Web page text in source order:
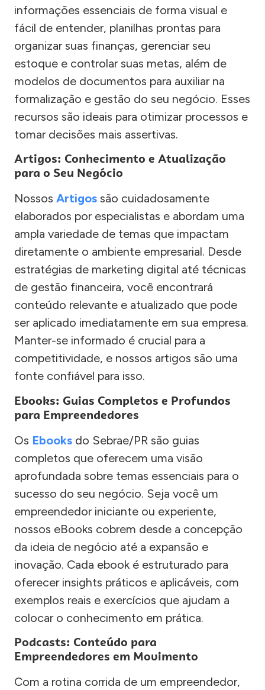
informações essenciais de forma visual e
fácil de entender, planilhas prontas para
organizar suas finanças, gerenciar seu
estoque e controlar suas metas, além de
modelos de documentos para auxiliar na
formalização e gestão do seu negócio. Esses
recursos são ideais para otimizar processos e
tomar decisões mais assertivas.
Artigos: Conhecimento e Atualização
para o Seu Negócio
Nossos Artigos são cuidadosamente
elaborados por especialistas e abordam uma
ampla variedade de temas que impactam
diretamente o ambiente empresarial. Desde
estratégias de marketing digital até técnicas
de gestão financeira, você encontrará
conteúdo relevante e atualizado que pode
ser aplicado imediatamente em sua empresa.
Manter-se informado é crucial para a
competitividade, e nossos artigos são uma
fonte confiável para isso.
Ebooks: Guias Completos e Profundos
para Empreendedores
Os Ebooks do Sebrae/PR são guias
completos que oferecem uma visão
aprofundada sobre temas essenciais para o
sucesso do seu negócio. Seja você um
empreendedor iniciante ou experiente,
nossos eBooks cobrem desde a concepção
da ideia de negócio até a expansão e
inovação. Cada ebook é estruturado para
oferecer insights práticos e aplicáveis, com
exemplos reais e exercícios que ajudam a
colocar o conhecimento em prática.
Podcasts: Conteúdo para
Empreendedores em Movimento
Com a rotina corrida de um empreendedor,